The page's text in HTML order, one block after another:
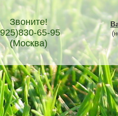
Звоните!
65-95
(Москва)